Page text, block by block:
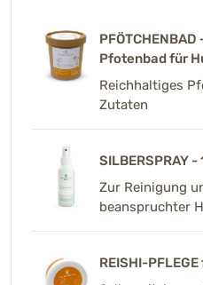
Pfotenbad für
Reichhaltiges
Zutaten
SILBERSPRAY -
Zur Reinigung
beanspruchter
REISHI-